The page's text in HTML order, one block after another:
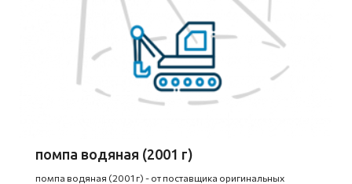
помпа водяная (2001 г)
помпа водяная (2001 г) - от поставщика оригинальных